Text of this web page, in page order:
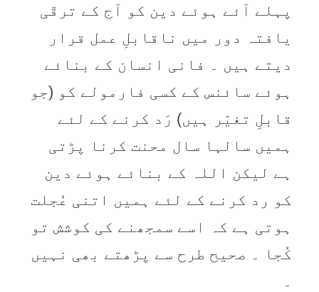
پہلے آئے ہوئے دین کو آج کے ترقّی
یافتہ دور میں ناقابلِ عمل قرار
دیتے ہیں ۔ فانی انسان کے بنائے
ہوئے سائنس کے کسی فارمولے کو (جو
قابلِ تغیّر ہیں) رَد کرنے کے لئے
ہمیں سالہا سال محنت کرنا پڑتی
ہے لیکن اللہ کے بنائے ہوئے دین
کو رد کرنے کے لئے ہمیں اتنی عُجلت
ہوتی ہے کہ اسے سمجھنے کی کوشش تو
کُجا ۔ صحیح طرح سے پڑھتے بھی نہیں
۔